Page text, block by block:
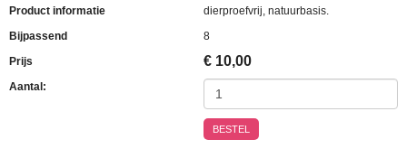
Product informatie
dierproefvrij, natuurbasis.
Bijpassend
8
Prijs
€ 10,00
Aantal:
BESTEL